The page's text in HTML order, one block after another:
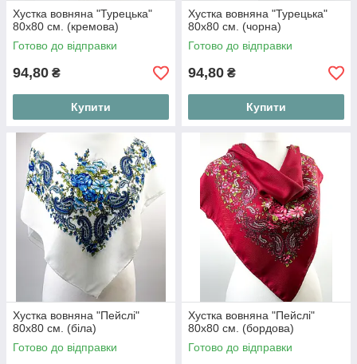
Хустка вовняна "Турецька"
80х80 см. (кремова)
Готово до відправки
94,80 ₴
Купити
Хустка вовняна "Турецька"
80х80 см. (чорна)
Готово до відправки
94,80 ₴
Купити
Хустка вовняна "Пейслі"
80х80 см. (біла)
Готово до відправки
Хустка вовняна "Пейслі"
80х80 см. (бордова)
Готово до відправки